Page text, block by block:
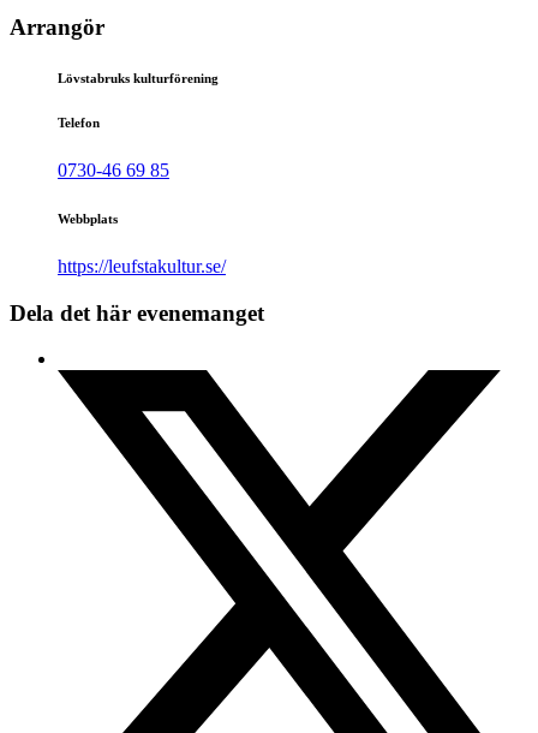
Arrangör
Lövstabruks kulturförening
Telefon
0730-46 69 85‬‬
Webbplats
https://leufstakultur.se/
Dela det här evenemanget